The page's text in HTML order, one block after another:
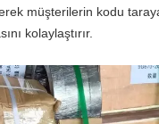
müşterilerin kodu
kolaylaştırır.